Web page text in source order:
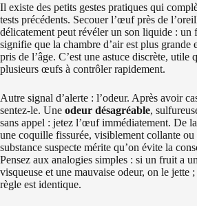
Il existe des petits gestes pratiques qui
tests précédents. Secouer l’œuf près de
délicatement peut révéler un son liquide : un
signifie que la chambre d’air est plus grande
pris de l’âge. C’est une astuce discrète, utile
plusieurs œufs à contrôler rapidement.
Autre signal d’alerte : l’odeur. Après avoir
sentez‑le. Une odeur désagréable,
sans appel : jetez l’œuf immédiatement. De
une coquille fissurée, visiblement collante ou
substance suspecte mérite qu’on évite la
Pensez aux analogies simples : si un fruit a
visqueuse et une mauvaise odeur, on le jette
règle est identique.